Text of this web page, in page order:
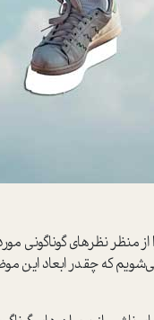
از منظر نظرهای گوناگونی
که چقدر ابعاد این